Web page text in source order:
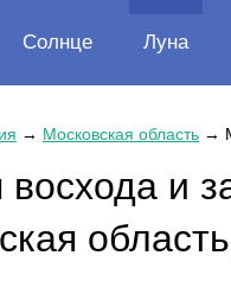
Солнце Луна
→ Московская область →
и